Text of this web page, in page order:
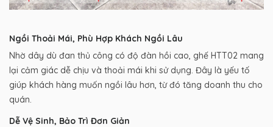
Ngồi Thoải Mái, Phù Hợp Khách Ngồi Lâu
Nhờ dây dù đan thủ công có độ đàn hồi cao, ghế HTT02 mang
lại cảm giác dễ chịu và thoải mái khi sử dụng. Đây là yếu tố
giúp khách hàng muốn ngồi lâu hơn, từ đó tăng doanh thu cho
quán.
Dễ Vệ Sinh, Bảo Trì Đơn Giản